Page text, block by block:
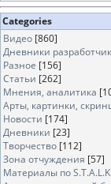
Categories
Видео [860]
Дневники
Разное [156]
Статьи [262]
Мнения, аналитика
Арты, картинки,
Новости [174]
Дневники [23]
Творчество [112]
Зона отчуждения [57]
Материалы по